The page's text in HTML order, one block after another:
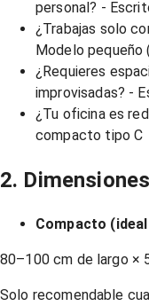
personal? -
¿Trabajas solo
Modelo
¿Requieres
improvisadas? -
¿Tu oficina es
compacto tipo C
2.
Compacto
80–100 cm de largo ×
Solo recomendable